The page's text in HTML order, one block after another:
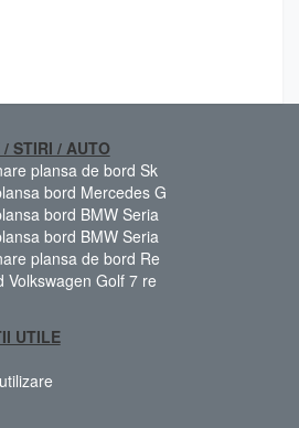
STIRI / AUTO
plansa de bord Sk
bord Mercedes G
bord BMW Seria
bord BMW Seria
plansa de bord Re
Volkswagen Golf 7 re
UTILE